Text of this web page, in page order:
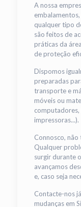
A nossa
qualquer tipo
são feitos de
práticas da
de proteção
Dispomos
preparadas
transporte e
móveis ou
computadores,
impressoras...).
Connosco, não
Qualquer
surgir durante
avançamos
e, caso seja
Contacte-nos
mudanças em